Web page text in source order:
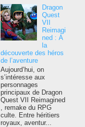
Dragon
Quest
VII
Reimagi
ned : À
la
découverte des héros
de l’aventure
Aujourd’hui, on
s’intéresse aux
personnages
principaux de Dragon
Quest VII Reimagined
, remake du RPG
culte. Entre héritiers
royaux, aventur...